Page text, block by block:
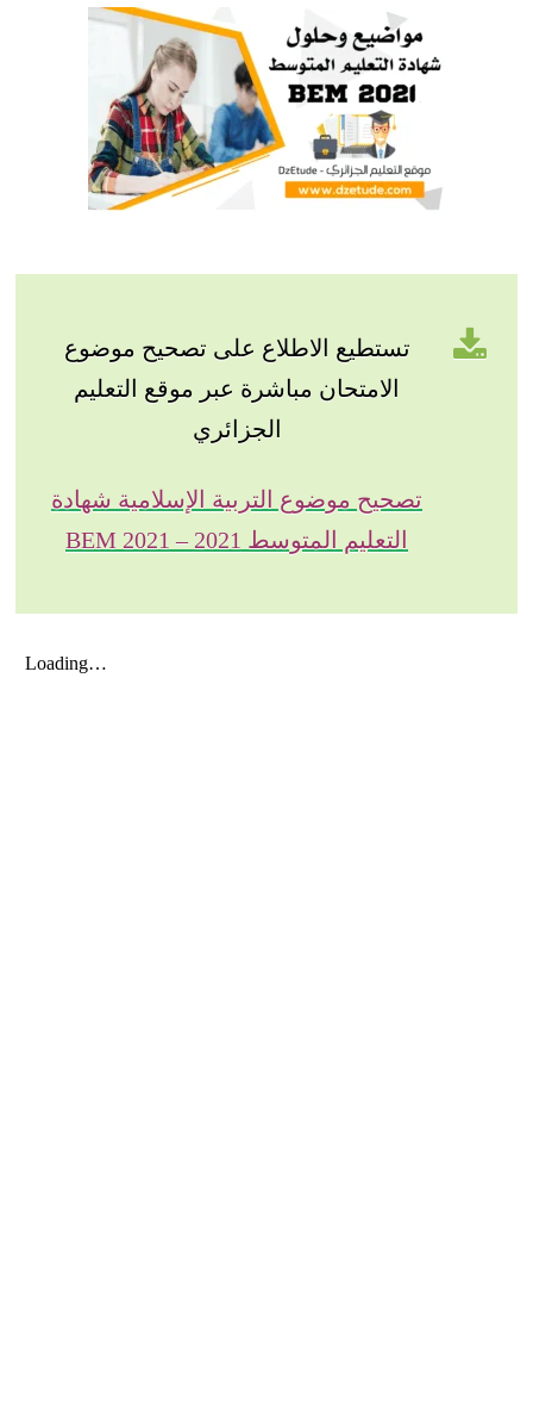
تستطيع الاطلاع على تصحيح موضوع
الامتحان مباشرة عبر موقع التعليم
الجزائري
تصحيح موضوع التربية الإسلامية شهادة
التعليم المتوسط 2021 – BEM 2021